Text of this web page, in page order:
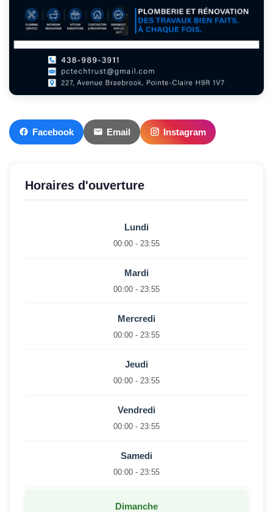
Facebook Email Instagram
Horaires d'ouverture
Lundi
00:00 - 23:55
Mardi
00:00 - 23:55
Mercredi
00:00 - 23:55
Jeudi
00:00 - 23:55
Vendredi
00:00 - 23:55
Samedi
00:00 - 23:55
Dimanche